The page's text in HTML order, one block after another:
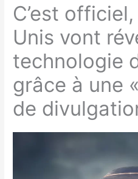
C’est
Unis vont
technologie
grâce à une
de